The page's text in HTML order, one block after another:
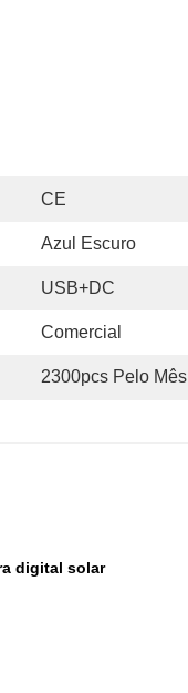
CE
Azul Escuro
USB+DC
Comercial
2300pcs Pelo Mês
digital solar